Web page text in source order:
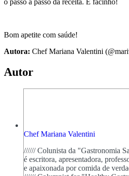
o passo a passo da receita. É facinho!
Bom apetite com saúde!
Autora: Chef Mariana Valentini
Autor
Chef Mariana Valentini
////// Colunista da "Gastronomia
é escritora, apresentadora,
e apaixonada por comida de